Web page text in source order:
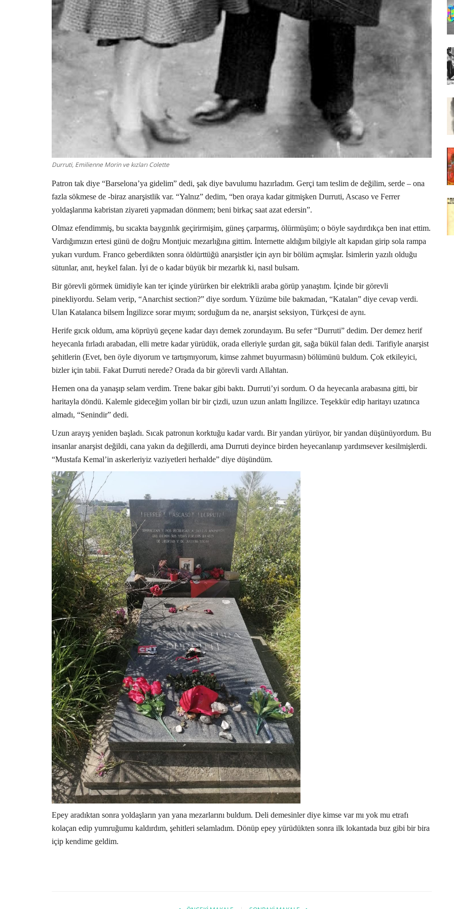
Durruti, Emilienne Morin ve kızları Colette
Patron tak diye “Barselona’ya gidelim” dedi, şak diye bavulumu hazırladım. Gerçi tam teslim de değilim, serde – ona
fazla sökmese de -biraz anarşistlik var. “Yalnız” dedim, “ben oraya kadar gitmişken Durruti, Ascaso ve Ferrer
yoldaşlarıma kabristan ziyareti yapmadan dönmem; beni birkaç saat azat edersin”.
Olmaz efendimmiş, bu sıcakta baygınlık geçirirmişim, güneş çarparmış, ölürmüşüm; o böyle saydırdıkça ben inat ettim.
Vardığımızın ertesi günü de doğru Montjuic mezarlığına gittim. İnternette aldığım bilgiyle alt kapıdan girip sola rampa
yukarı vurdum. Franco geberdikten sonra öldürttüğü anarşistler için ayrı bir bölüm açmışlar. İsimlerin yazılı olduğu
sütunlar, anıt, heykel falan. İyi de o kadar büyük bir mezarlık ki, nasıl bulsam.
Bir görevli görmek ümidiyle kan ter içinde yürürken bir elektrikli araba görüp yanaştım. İçinde bir görevli
pinekliyordu. Selam verip, “Anarchist section?” diye sordum. Yüzüme bile bakmadan, “Katalan” diye cevap verdi.
Ulan Katalanca bilsem İngilizce sorar mıyım; sorduğum da ne, anarşist seksiyon, Türkçesi de aynı.
Herife gıcık oldum, ama köprüyü geçene kadar dayı demek zorundayım. Bu sefer “Durruti” dedim. Der demez herif
heyecanla fırladı arabadan, elli metre kadar yürüdük, orada elleriyle şurdan git, sağa bükül falan dedi. Tarifiyle anarşist
şehitlerin (Evet, ben öyle diyorum ve tartışmıyorum, kimse zahmet buyurmasın) bölümünü buldum. Çok etkileyici,
bizler için tabii. Fakat Durruti nerede? Orada da bir görevli vardı Allahtan.
Hemen ona da yanaşıp selam verdim. Trene bakar gibi baktı. Durruti’yi sordum. O da heyecanla arabasına gitti, bir
haritayla döndü. Kalemle gideceğim yolları bir bir çizdi, uzun uzun anlattı İngilizce. Teşekkür edip haritayı uzatınca
almadı, “Senindir” dedi.
Uzun arayış yeniden başladı. Sıcak patronun korktuğu kadar vardı. Bir yandan yürüyor, bir yandan düşünüyordum. Bu
insanlar anarşist değildi, cana yakın da değillerdi, ama Durruti deyince birden heyecanlanıp yardımsever kesilmişlerdi.
“Mustafa Kemal’in askerleriyiz vaziyetleri herhalde” diye düşündüm.
Epey aradıktan sonra yoldaşların yan yana mezarlarını buldum. Deli demesinler diye kimse var mı yok mu etrafı
kolaçan edip yumruğumu kaldırdım, şehitleri selamladım. Dönüp epey yürüdükten sonra ilk lokantada buz gibi bir bira
içip kendime geldim.